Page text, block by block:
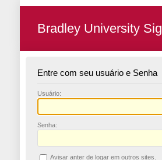
Bradley University
Entre com seu usuário e Senha
Usuário:
Senha:
Avisar anter de logar em outros sites.